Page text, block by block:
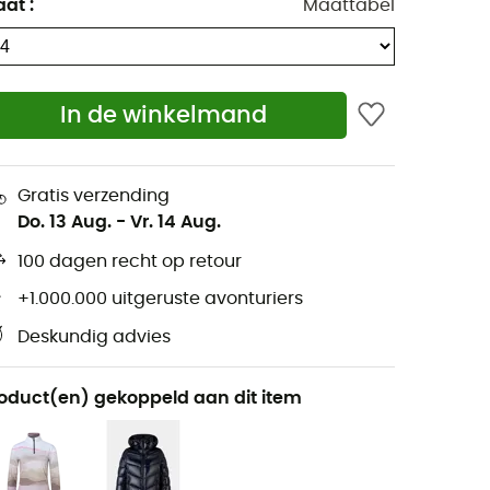
: Maattabel
In de winkelmand
Gratis verzending
Do. 13 Aug. - Vr. 14 Aug.
100 dagen recht op retour
+1.000.000 uitgeruste avonturiers
Deskundig advies
gekoppeld aan dit item